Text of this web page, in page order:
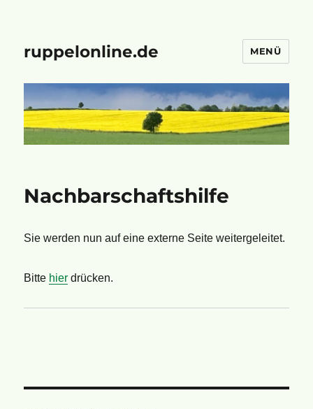
ruppelonline.de MENÜ
Nachbarschaftshilfe
Sie werden nun auf eine externe Seite weitergeleitet.
Bitte hier drücken.